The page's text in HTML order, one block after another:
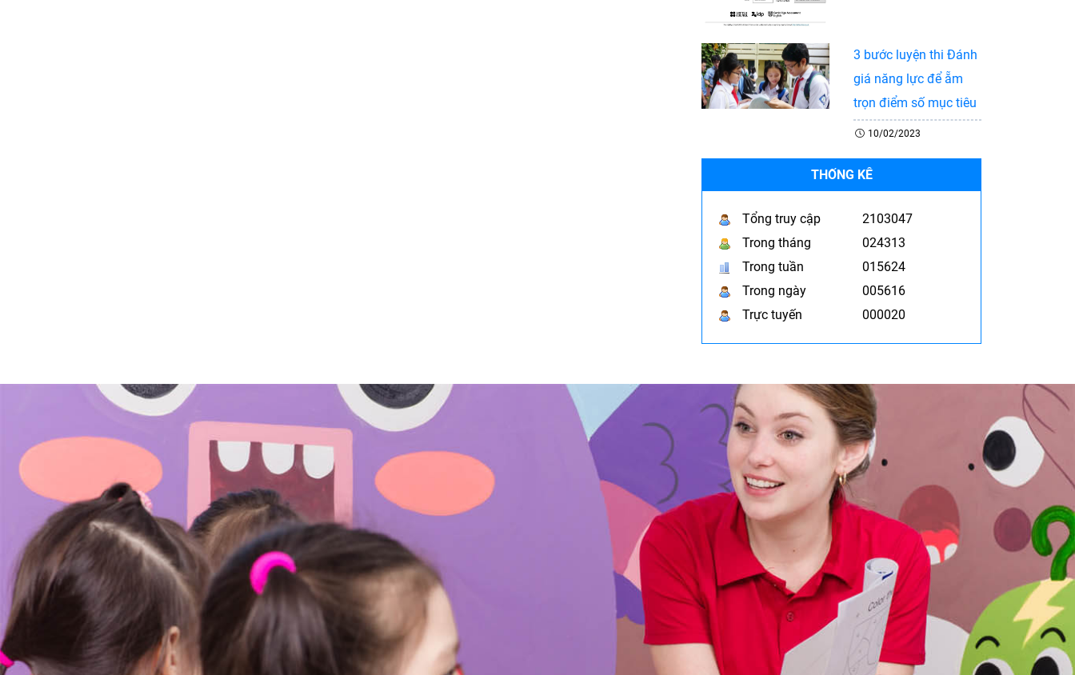
3 bước luyện thi Đánh
giá năng lực để ẵm
trọn điểm số mục tiêu
10/02/2023
THỐNG KÊ
Tổng truy cập
2103047
Trong tháng
024313
Trong tuần
015624
Trong ngày
005616
Trực tuyến
000020